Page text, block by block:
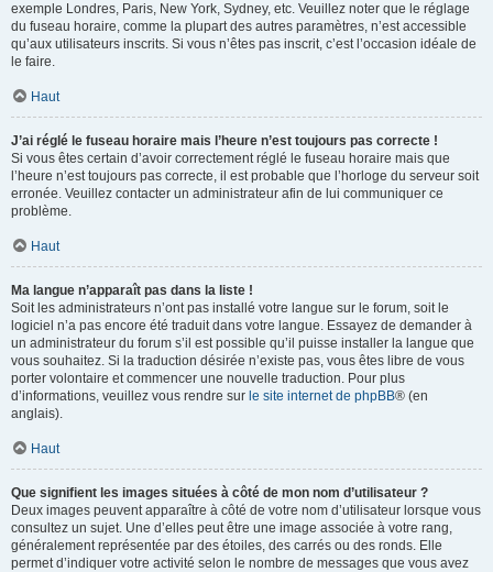
exemple Londres, Paris, New York, Sydney, etc. Veuillez noter que le réglage
du fuseau horaire, comme la plupart des autres paramètres, n’est accessible
qu’aux utilisateurs inscrits. Si vous n’êtes pas inscrit, c’est l’occasion idéale de
le faire.
Haut
J’ai réglé le fuseau horaire mais l’heure n’est toujours pas correcte !
Si vous êtes certain d’avoir correctement réglé le fuseau horaire mais que
l’heure n’est toujours pas correcte, il est probable que l’horloge du serveur soit
erronée. Veuillez contacter un administrateur afin de lui communiquer ce
problème.
Haut
Ma langue n’apparaît pas dans la liste !
Soit les administrateurs n’ont pas installé votre langue sur le forum, soit le
logiciel n’a pas encore été traduit dans votre langue. Essayez de demander à
un administrateur du forum s’il est possible qu’il puisse installer la langue que
vous souhaitez. Si la traduction désirée n’existe pas, vous êtes libre de vous
porter volontaire et commencer une nouvelle traduction. Pour plus
d’informations, veuillez vous rendre sur le site internet de phpBB® (en
anglais).
Haut
Que signifient les images situées à côté de mon nom d’utilisateur ?
Deux images peuvent apparaître à côté de votre nom d’utilisateur lorsque vous
consultez un sujet. Une d’elles peut être une image associée à votre rang,
généralement représentée par des étoiles, des carrés ou des ronds. Elle
permet d’indiquer votre activité selon le nombre de messages que vous avez